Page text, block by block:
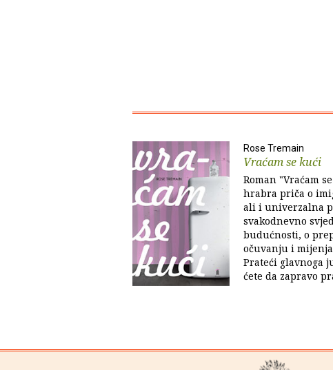
Rose Tremain
Vraćam se kući
Roman "Vraćam
hrabra priča o
ali i univerzalna
svakodnevno
budućnosti, o
očuvanju i
Prateći glavnoga
ćete da zapravo